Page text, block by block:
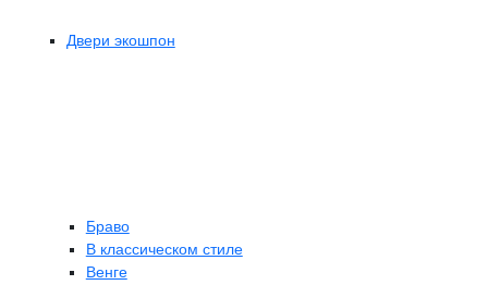
Двери экошпон
Браво
В классическом стиле
Венге